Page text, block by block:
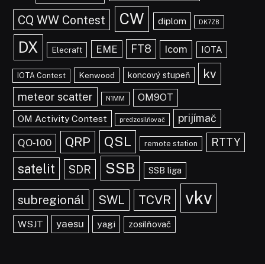
CQ WW Contest CW diplom DK7ZB
DX Elecraft EME FT8 Icom IOTA
IOTA Contest Kenwood koncový stupeň kv
meteor scatter N1MM
OM9OT
OM Activity Contest
predzosilňovač prijímač
QO-100 QRP QSL remote station RTTY
satelit SDR SSB SSB liga
subregionál SWL TCVR vkv
WSJT yaesu yagi zosilňovač